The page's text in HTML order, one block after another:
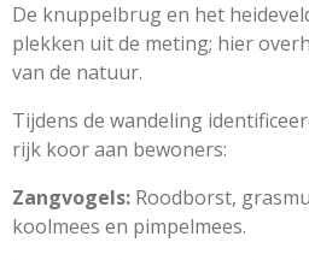
De knuppelbrug en het
plekken uit de meting; hier
van de natuur.
Tijdens de wandeling
rijk koor aan bewoners:
Zangvogels: Roodborst,
koolmees en pimpelmees.